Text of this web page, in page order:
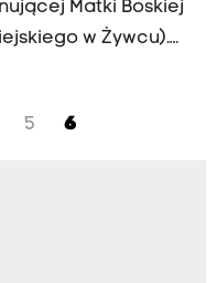
Matki Boskiej
w Żywcu).
szczygieł? Co
z Poziomką.
5 6